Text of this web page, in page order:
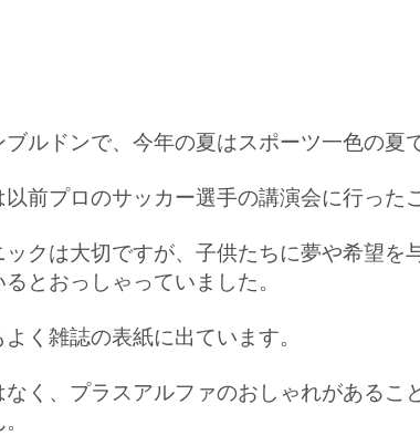
ルドンで、今年の夏はスポーツ一色の夏
前プロのサッカー選手の講演会に行った
クは大切ですが、子供たちに夢や希望を
とおっしゃっていました。
く雑誌の表紙に出ています。
く、プラスアルファのおしゃれがあるこ